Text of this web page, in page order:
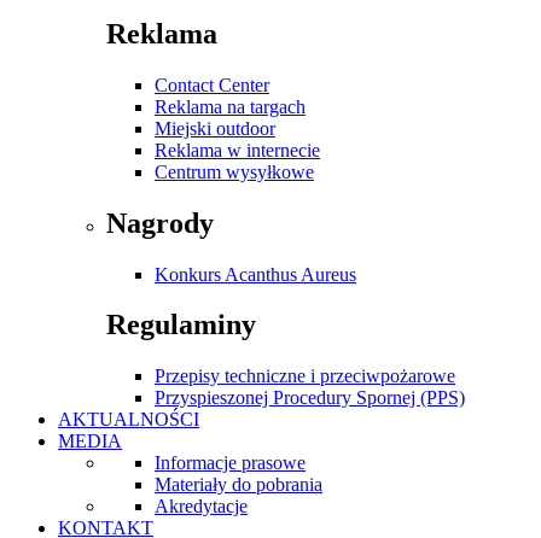
Reklama
Contact Center
Reklama na targach
Miejski outdoor
Reklama w internecie
Centrum wysyłkowe
Nagrody
Konkurs Acanthus Aureus
Regulaminy
Przepisy techniczne i przeciwpożarowe
Przyspieszonej Procedury Spornej (PPS)
AKTUALNOŚCI
MEDIA
Informacje prasowe
Materiały do pobrania
Akredytacje
KONTAKT